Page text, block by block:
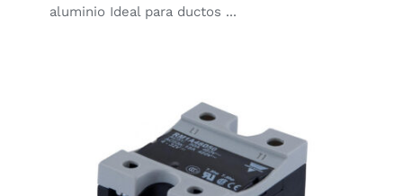
aluminio Ideal para ductos ...